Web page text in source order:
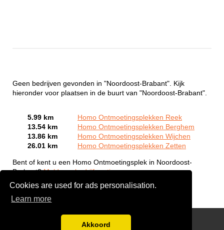
Cookies are used for ads personalisation.
Learn more
Akkoord
Geen bedrijven gevonden in "Noordoost-Brabant". Kijk
hieronder voor plaatsen in de buurt van "Noordoost-Brabant".
5.99 km
Homo Ontmoetingsplekken Reek
13.54 km
Homo Ontmoetingsplekken Berghem
13.86 km
Homo Ontmoetingsplekken Wijchen
26.01 km
Homo Ontmoetingsplekken Zetten
Bent of kent u een Homo Ontmoetingsplek in Noordoost-
Brabant?Meld een bedrijf gratis aan